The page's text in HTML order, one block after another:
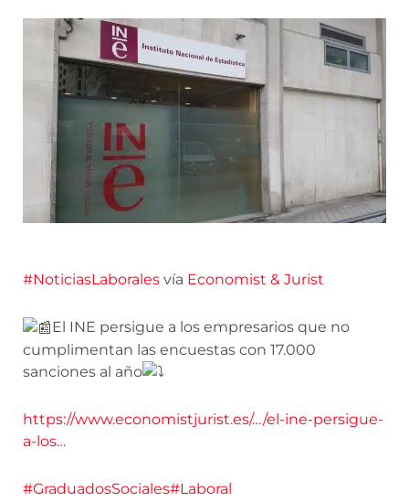
#NoticiasLaborales vía Economist & Jurist
El INE persigue a los empresarios que no
cumplimentan las encuestas con 17.000
sanciones al año
https://www.economistjurist.es/…/el-ine-persigue-
a-los…
#GraduadosSociales#Laboral